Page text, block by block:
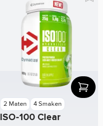
2 Maten 4 Smaken
ISO-100 Clear